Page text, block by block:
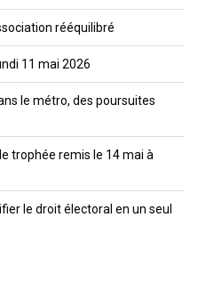
rééquilibré
11 mai 2026
le métro, des poursuites
trophée remis le 14 mai à
le droit électoral en un seul